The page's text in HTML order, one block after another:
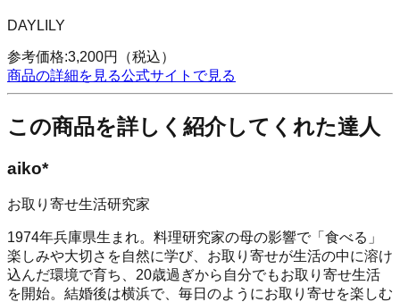
DAYLILY
参考価格:3,200円
（税込）
商品の詳細を見る公式サイトで見る
この商品を詳しく紹介してくれた達人
aiko*
お取り寄せ生活研究家
1974年兵庫県生まれ。料理研究家の母の影響で「食べる」
楽しみや大切さを自然に学び、お取り寄せが生活の中に溶け
込んだ環境で育ち、20歳過ぎから自分でもお取り寄せ生活
を開始。結婚後は横浜で、毎日のようにお取り寄せを楽しむ